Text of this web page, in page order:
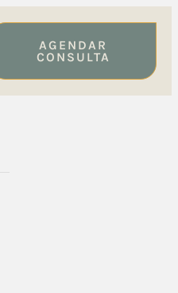
AGENDAR
CONSULTA